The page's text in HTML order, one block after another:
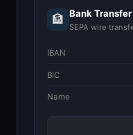
🏦 Bank Transfer
SEPA wire
IBAN
BIC
Name